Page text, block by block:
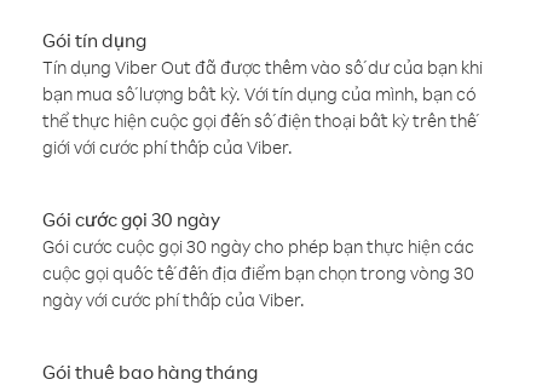
Gói tín dụng
Tín dụng Viber Out đã được thêm vào số dư của bạn khi
bạn mua số lượng bất kỳ. Với tín dụng của mình, bạn có
thể thực hiện cuộc gọi đến số điện thoại bất kỳ trên thế
giới với cước phí thấp của Viber.
Gói cước gọi 30 ngày
Gói cước cuộc gọi 30 ngày cho phép bạn thực hiện các
cuộc gọi quốc tế đến địa điểm bạn chọn trong vòng 30
ngày với cước phí thấp của Viber.
Gói thuê bao hàng tháng